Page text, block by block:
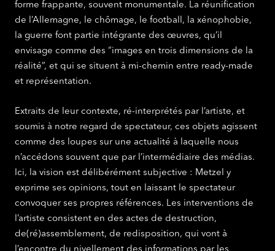
forme frappante, souvent monumentale. La réunification
de l’Allemagne, le chômage, le football, la xénophobie,
la guerre font partie intégrante des œuvres, qu’il
envisage comme des “images en trois dimensions de la
réalité”, et qui se situent à mi-chemin entre ready-made
et représentation.
Extraits de leur contexte, ré-interprétés par l’artiste, et
soumis à notre regard de spectateur, ces objets agissent
comme des loupes sur une actualité à laquelle nous
n’accédons souvent que par l’intermédiaire des médias.
Ici, la vision est délibérément subjective : Metzel y
exprime ses opinions, tout en laissant le spectateur
convoquer ses propres références. Les interventions de
l’artiste consistent en des actes de destruction,
de(ré)assemblement, de redisposition, qui vont à